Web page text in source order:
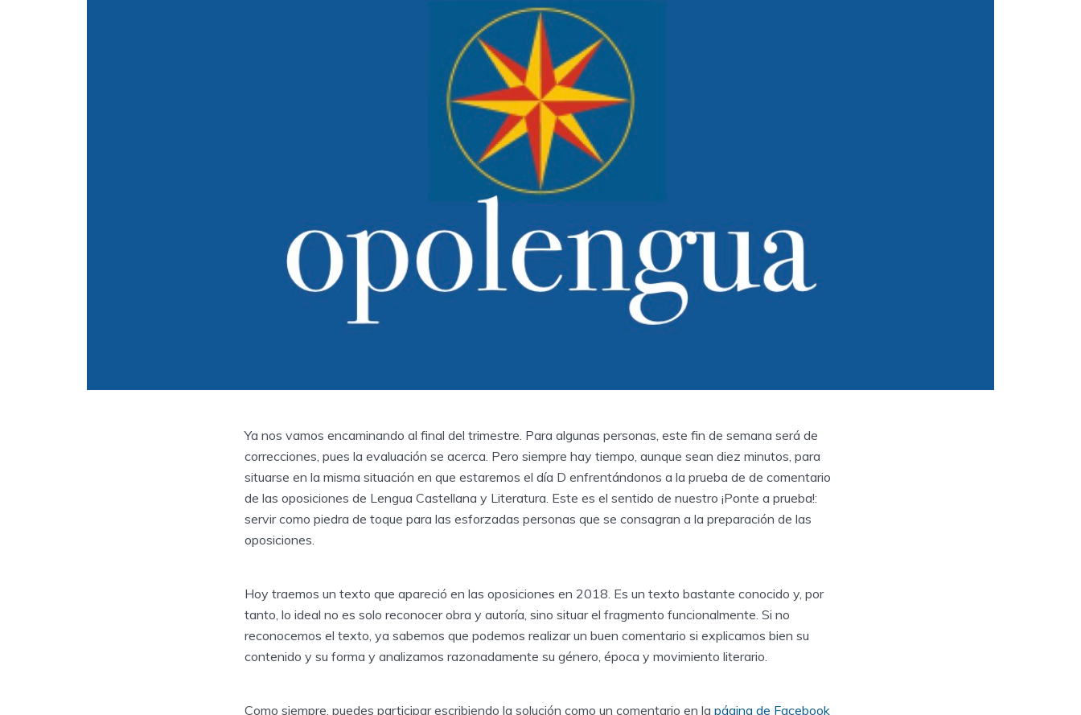
Ya nos vamos encaminando al final del trimestre. Para algunas personas, este fin de semana será de
correcciones, pues la evaluación se acerca. Pero siempre hay tiempo, aunque sean diez minutos, para
situarse en la misma situación en que estaremos el día D enfrentándonos a la prueba de de comentario
de las oposiciones de Lengua Castellana y Literatura. Este es el sentido de nuestro ¡Ponte a prueba!:
servir como piedra de toque para las esforzadas personas que se consagran a la preparación de las
oposiciones.
Hoy traemos un texto que apareció en las oposiciones en 2018. Es un texto bastante conocido y, por
tanto, lo ideal no es solo reconocer obra y autoría, sino situar el fragmento funcionalmente. Si no
reconocemos el texto, ya sabemos que podemos realizar un buen comentario si explicamos bien su
contenido y su forma y analizamos razonadamente su género, época y movimiento literario.
Como siempre, puedes participar escribiendo la solución como un comentario en la página de Facebook